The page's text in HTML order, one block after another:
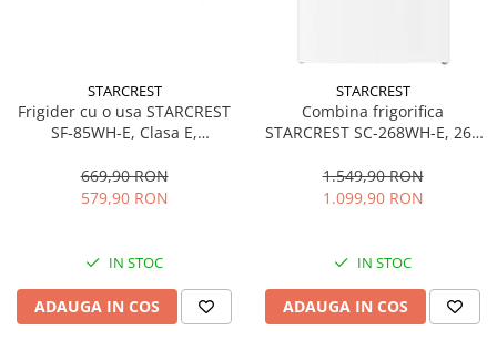
Uscatoare de par
Obiecte sanitare
Alte obiecte sanitare
STARCREST
Frigider cu o usa STARCREST
SF-85WH-E, Clasa E,
interioara, Compartiment
gheata, H 82 cm, Alb
669,90 RON
579,90 RON
IN STOC
ADAUGA IN COS
STARCREST
Combina frigorifica
STARCREST SC-268WH-E, 268
Termostat reglabil, Iluminare
LED, Picioare ajustabile, Usi
1.549,90 RON
1.099,90 RON
IN STOC
ADAUGA IN COS